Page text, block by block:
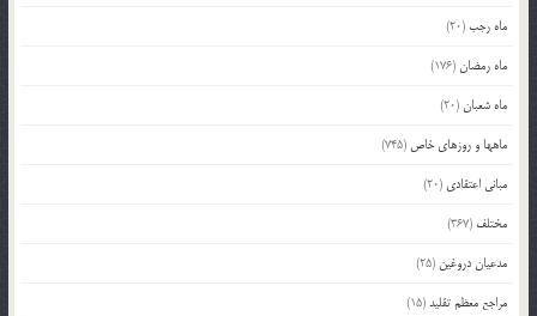
ماه رجب(20)
ماه رمضان(176)
ماه شعبان(20)
ماهها و روزهای خاص (745)
مبانی اعتقادی (20)
مختلف (367)
مدعیان دروغین (25)
مراجع معظم تقلید(15)